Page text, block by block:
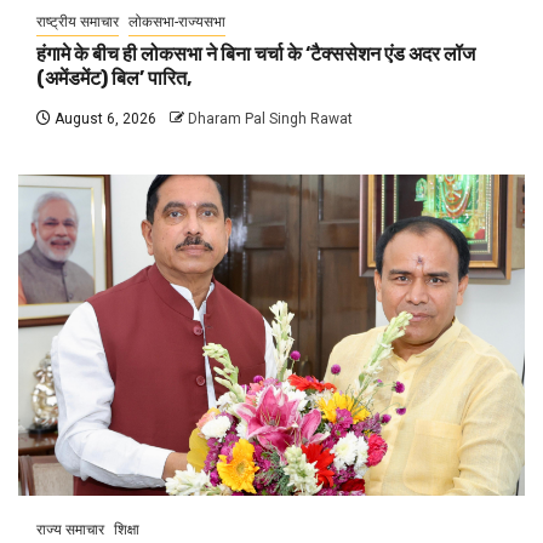
राष्ट्रीय समाचार लोकसभा-राज्यसभा
हंगामे के बीच ही लोकसभा ने बिना चर्चा के ‘टैक्ससेशन एंड अदर लॉज
(अमेंडमेंट) बिल’ पारित,
August 6, 2026 Dharam Pal Singh Rawat
राज्य समाचार शिक्षा